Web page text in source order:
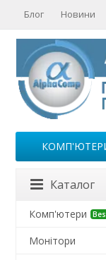
Блог Новини
Каталог
Комп'ютери
Монітори